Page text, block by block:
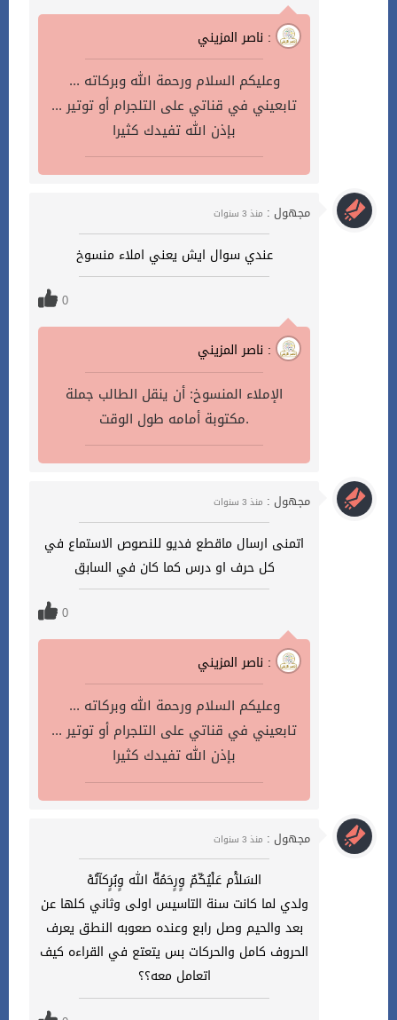
ناصر المزيني :
وعليكم السلام ورحمة الله وبركاته ...
تابعيني في قناتي على التلجرام أو توتير ...
بإذن الله تفيدك كثيرا
مجهول : منذ 3 سنوات
عندي سوال ايش يعني املاء منسوخ
0
ناصر المزيني :
الإملاء المنسوخ: أن ينقل الطالب جملة
مكتوبة أمامه طول الوقت.
مجهول : منذ 3 سنوات
اتمنى ارسال ماقطع فديو للنصوص الاستماع في
كل حرف او درس كما كان في السابق
0
ناصر المزيني :
وعليكم السلام ورحمة الله وبركاته ...
تابعيني في قناتي على التلجرام أو توتير ...
بإذن الله تفيدك كثيرا
مجهول : منذ 3 سنوات
السَلآْم عَلْيُكّمٌ وٍرٍحَمُةّ الله وٍبُرٍكآتُهْ
ولدي لما كانت سنة التاسيس اولى وثاني كلها عن
بعد والحيم وصل رابع وعنده صعوبه النطق يعرف
الحروف كامل والحركات بس يتعتع في القراءه كيف
اتعامل معه؟؟